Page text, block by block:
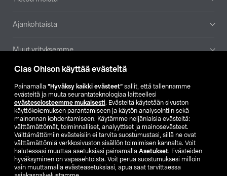
Clas Ohlson käyttää evästeitä
Painamalla ”Hyväksy kaikki evästeet” sallit, että tallennamme
evästeitä ja muuta seurantateknologiaa laitteellesi
evästeselosteemme mukaisesti. Evästeitä käytetään sivuston
käyttökokemuksen parantamiseen ja käytön analysointiin sekä
mainonnan kohdentamiseen. Käytämme neljänlaisia evästeitä:
välttämättömät, toiminnalliset, analyyttiset ja mainosevästeet.
Välttämättömiin evästeisiin ei tarvita suostumustasi, sillä ne ovat
välttämättömiä verkkosivuston sisällön toimimisen kannalta. Voit
halutessasi muuttaa asetuksiasi painamalla Asetukset. Evästeiden
hyväksyminen on vapaaehtoista. Voit perua suostumuksesi milloin
vain muuttamalla evästeasetuksiasi, apua saat tarvittaessa
Ajankohtaista
Muut yrityksemme
Etsi myymälä
SE NO FI
FI SV